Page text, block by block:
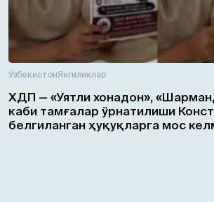
ЎзбекистонЯнгиликлар
ХДП — «Уятли хонадон»,
каби тамғалар ўрнатилиши
белгиланган ҳуқуқларга мос